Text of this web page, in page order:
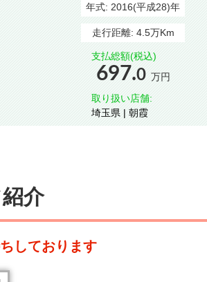
年式: 2016(平成28)年
走行距離: 4.5万Km
支払総額(税込)
697.0 万円
取り扱い店舗:
埼玉県 | 朝霞
介
しております